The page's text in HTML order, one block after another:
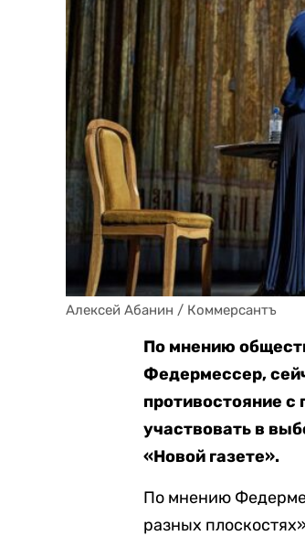
Алексей Абанин / Коммерсантъ
По мнению
Федермессер,
противостояние
участвовать в
«Новой газете».
По мнению
разных